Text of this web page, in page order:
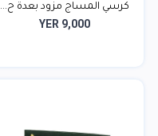
كرسي المساج مزود بعدة ح...
YER 9,000